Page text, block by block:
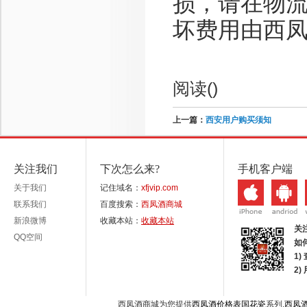
坏费用由西
阅读()
上一篇： 西安用户购买须知
关注我们
关于我们
联系我们
新浪微博
QQ空间
下次怎么来?
记住域名： xfjvip.com
百度搜索： 西凤酒商城
收藏本站： 收藏本站
手机客户端
关
如
1)
2)
西凤酒商城为您提供西凤酒价格表国花瓷系列,西凤